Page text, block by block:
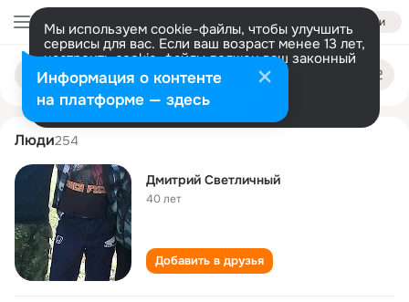
Войти
Мы используем cookie-файлы, чтобы улучшить
сервисы для вас. Если ваш возраст менее 13 лет,
настроить cookie-файлы должен ваш законный
представитель. Больше информации
Разрешить все Настроить
Поиск
людям
dmitriy svetlichniy
Люди254
Дмитрий Светличный
40 лет
Добавить в друзья
Информация о контенте
на платформе — здесь